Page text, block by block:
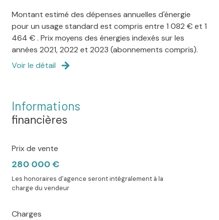
Montant estimé des dépenses annuelles d'énergie
pour un usage standard est compris entre 1 082 € et 1
464 € . Prix moyens des énergies indexés sur les
années 2021, 2022 et 2023 (abonnements compris).
Voir le détail
Informations
financières
Prix de vente
280 000 €
Les honoraires d'agence seront intégralement à la
charge du vendeur
Charges